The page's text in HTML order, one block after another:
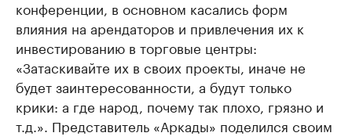
конференции, в основном касались форм
влияния на арендаторов и привлечения их к
инвестированию в торговые центры:
«Затаскивайте их в своих проекты, иначе не
будет заинтересованности, а будут только
крики: а где народ, почему так плохо, грязно и
т.д.». Представитель «Аркады» поделился своим